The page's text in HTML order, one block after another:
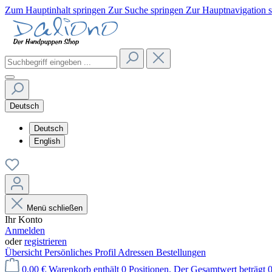
Zum Hauptinhalt springen Zur Suche springen Zur Hauptnavigation
Deutsch
Deutsch
English
Menü schließen
Ihr Konto
Anmelden
oderregistrieren
Übersicht Persönliches Profil Adressen Bestellungen
0,00 € Warenkorb enthält 0 Positionen. Der Gesamtwert beträgt